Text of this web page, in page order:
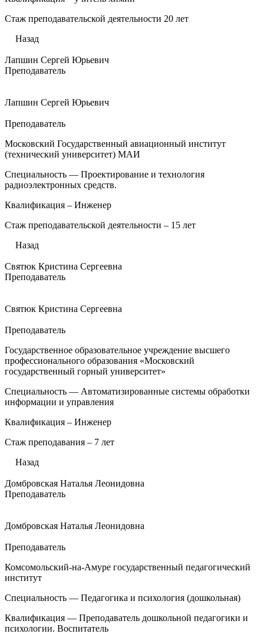
Стаж преподавательской деятельности 20 лет
Назад
Лапшин Сергей Юрьевич
Преподаватель
Лапшин Сергей Юрьевич
Преподаватель
Московский Государственный авиационный институт
(технический университет) МАИ
Специальность — Проектирование и технология
радиоэлектронных средств.
Квалификация – Инженер
Стаж преподавательской деятельности – 15 лет
Назад
Святюк Кристина Сергеевна
Преподаватель
Святюк Кристина Сергеевна
Преподаватель
Государственное образовательное учреждение высшего
профессионального образования «Московский
государственный горный университет»
Специальность — Автоматизированные системы обработки
информации и управления
Квалификация – Инженер
Стаж преподавания – 7 лет
Назад
Домбровская Наталья Леонидовна
Преподаватель
Домбровская Наталья Леонидовна
Преподаватель
Комсомольский-на-Амуре государственный педагогический
институт
Специальность — Педагогика и психология (дошкольная)
Квалификация — Преподаватель дошкольной педагогики и
психологии. Воспитатель